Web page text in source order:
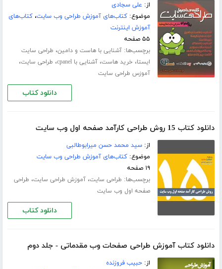
از: علی سجادی
موضوع:کتاب‌های آموزش طراحی وب سایت،کتاب‌های
آموزش اینترنت
۵۵ صفحه
برچسب‌ها:آشنایی با هاست و دامین، طراحی سایت
ایستا، خرید هاست،آشنایی با cpanel ، طراحی سایت،
آموزس طراحی سایت
دانلود کتاب
دانلود کتاب 15 روش طراحی کارآمد صفحه اول وب سایت
از:سید محمد حسن میرابوطالبی
موضوع:کتاب‌های آموزش طراحی وب سایت
۱۹ صفحه
برچسب‌ها: طراحی سایت،آموزش طراحی سایت، طراحی
صفحه اول وب سایت
دانلود کتاب
دانلود کتاب آموزش طراحی صفحات وب مقدماتی - جلد دوم
از:حبیب فروزنده